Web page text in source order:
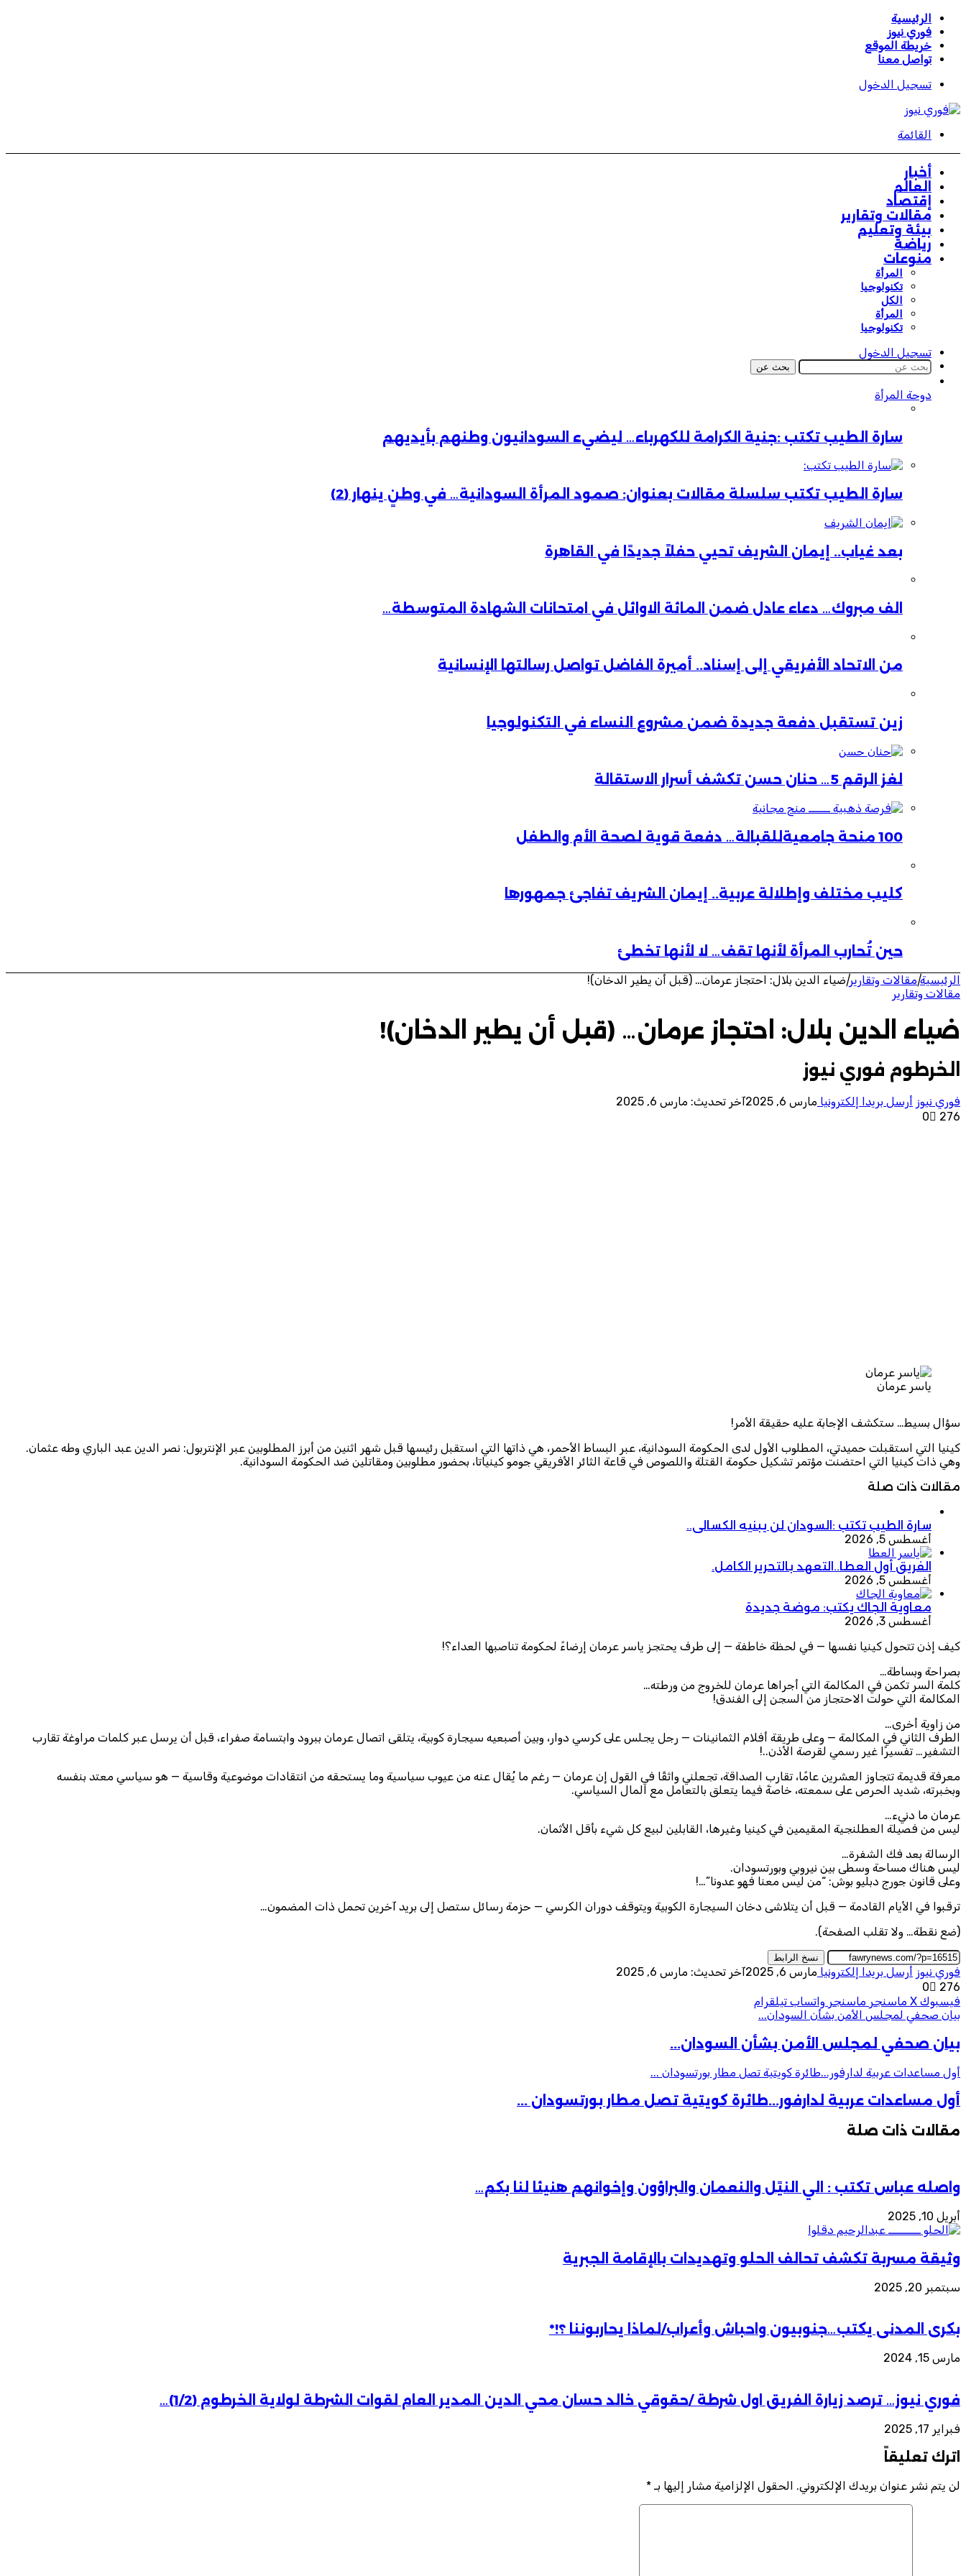
الرئيسية
فوري نيوز
خريطة الموقع
تواصل معنا
تسجيل الدخول
القائمة
أخبار
العالم
إقتصاد
مقالات وتقارير
بيئة وتعليم
رياضة
منوعات
المرأة
تكنولوجيا
الكل
المرأة
تكنولوجيا
تسجيل الدخول
بحث عن
دوحة المرأة
سارة الطيب تكتب :جنية الكرامة للكهرباء… ليضيء السودانيون وطنهم بأيديهم
سارة الطيب تكتب سلسلة مقالات بعنوان: صمود المرأة السودانية… في وطنٍ ينهار (2)
بعد غياب.. إيمان الشريف تحيي حفلاً جديدًا في القاهرة
الف مبروك… دعاء عادل ضمن المائة الاوائل في امتحانات الشهادة المتوسطة…
من الاتحاد الأفريقي إلى إسناد.. أميرة الفاضل تواصل رسالتها الإنسانية
زين تستقبل دفعة جديدة ضمن مشروع النساء في التكنولوجيا
لغز الرقم 5… حنان حسن تكشف أسرار الاستقالة
100 منحة جامعيةللقبالة… دفعة قوية لصحة الأم والطفل
كليب مختلف وإطلالة عربية.. إيمان الشريف تفاجئ جمهورها
حين تُحارب المرأة لأنها تقف… لا لأنها تخطئ
الرئيسية|مقالات وتقارير|ضياء الدين بلال: احتجاز عرمان… (قبل أن يطير الدخان)!
مقالات وتقارير
ضياء الدين بلال: احتجاز عرمان… (قبل أن يطير الدخان)!
الخرطوم فوري نيوز
فوري نيوز أرسل بريدا إلكترونيا مارس 6, 2025
آخر تحديث: مارس 6, 2025
0
276
ياسر عرمان
سؤال بسيط… ستكشف الإجابة عليه حقيقة الأمر!
كينيا التي استقبلت حميدتي، المطلوب الأول لدى الحكومة السودانية، عبر البساط الأحمر، هي ذاتها التي استقبل رئيسها قبل شهر اثنين من أبرز المطلوبين عبر الإنتربول: نصر الدين عبد الباري وطه عثمان.
وهي ذات كينيا التي احتضنت مؤتمر تشكيل حكومة القتلة واللصوص في قاعة الثائر الأفريقي جومو كينياتا، بحضور مطلوبين ومقاتلين ضد الحكومة السودانية.
مقالات ذات صلة
سارة الطيب تكتب :السودان لن يبنيه الكسالى..
أغسطس 5, 2026
الفريق أول العطا..التعهد بالتحرير الكامل.
أغسطس 5, 2026
معاوية الجاك يكتب: موضة جديدة
أغسطس 3, 2026
كيف إذن تتحول كينيا نفسها — في لحظة خاطفة — إلى طرف يحتجز ياسر عرمان إرضاءً لحكومة تناصبها العداء؟!
بصراحة وبساطة…
كلمة السر تكمن في المكالمة التي أجراها عرمان للخروج من ورطته…
المكالمة التي حولت الاحتجاز من السجن إلى الفندق!
من زاوية أخرى…
الطرف الثاني في المكالمة — وعلى طريقة أفلام الثمانينات — رجل يجلس على كرسي دوار، وبين أصبعيه سيجارة كوبية، يتلقى اتصال عرمان ببرود وابتسامة صفراء، قبل أن يرسل عبر كلمات مراوغة تقارب
التشفير… تفسيرًا غير رسمي لقرصة الأذن..!
معرفة قديمة تتجاوز العشرين عامًا، تقارب الصداقة، تجعلني واثقًا في القول إن عرمان — رغم ما يُقال عنه من عيوب سياسية وما يستحقه من انتقادات موضوعية وقاسية — هو سياسي معتد بنفسه
وبخبرته، شديد الحرص على سمعته، خاصةً فيما يتعلق بالتعامل مع المال السياسي.
عرمان ما دنيء…
ليس من فصيلة العطلنجية المقيمين في كينيا وغيرها، القابلين لبيع كل شيء بأقل الأثمان.
الرسالة بعد فك الشفرة…
ليس هناك مساحة وسطى بين نيروبي وبورتسودان.
وعلى قانون جورج دبليو بوش: “من ليس معنا فهو عدونا”…!
ترقبوا في الأيام القادمة — قبل أن يتلاشى دخان السيجارة الكوبية ويتوقف دوران الكرسي — حزمة رسائل ستصل إلى بريد آخرين تحمل ذات المضمون…
(ضع نقطة… ولا تقلب الصفحة).
نسخ الرابط
فوري نيوز أرسل بريدا إلكترونيا مارس 6, 2025
آخر تحديث: مارس 6, 2025
0
276
فيسبوك ‫X ماسنجر ماسنجر واتساب تيلقرام
بيان صحفي لمجلس الأمن بشأن السودان...
بيان صحفي لمجلس الأمن بشأن السودان...
أول مساعدات عربية لدارفور...طائرة كويتية تصل مطار بورتسودان ...
أول مساعدات عربية لدارفور...طائرة كويتية تصل مطار بورتسودان ...
مقالات ذات صلة
واصله عباس تكتب : الي النيًل والنعمان والبراؤون وإخوانهم هنيئا لنا بكم…
أبريل 10, 2025
وثيقة مسربة تكشف تحالف الحلو وتهديدات بالإقامة الجبرية
سبتمبر 20, 2025
بكرى المدنى يكتب…جنوبيون واحباش وأعراب/لماذا يحاربوننا ؟!*
مارس 15, 2024
فوري نيوز… ترصد زيارة الفريق اول شرطة /حقوقي خالد حسان محي الدين المدير العام لقوات الشرطة لولاية الخرطوم (1/2)…
فبراير 17, 2025
اترك تعليقاً
لن يتم نشر عنوان بريدك الإلكتروني. الحقول الإلزامية مشار إليها بـ *